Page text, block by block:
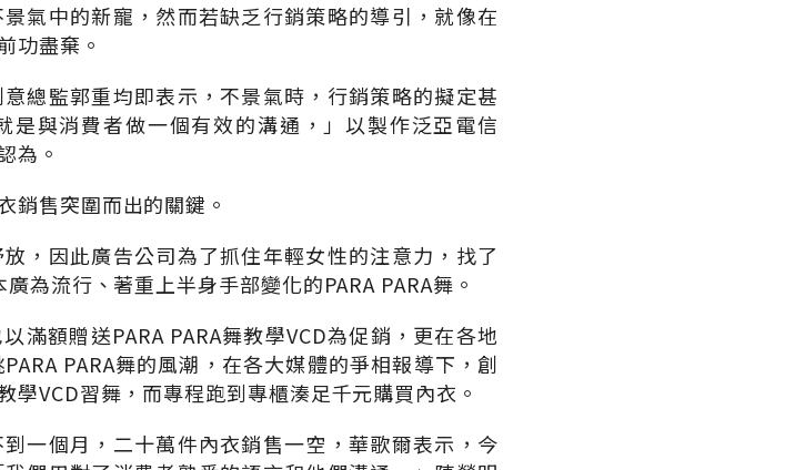
氣中的新寵，然而若缺乏行銷策略的導引，就像在
功盡棄。
總監郭重均即表示，不景氣時，行銷策略的擬定甚
與消費者做一個有效的溝通，」以製作泛亞電信
為。
銷售突圍而出的關鍵。
，因此廣告公司為了抓住年輕女性的注意力，找了
為流行、著重上半身手部變化的PARA PARA舞。
滿額贈送PARA PARA舞教學VCD為促銷，更在各地
PARA舞的風潮，在各大媒體的爭相報導下，創
VCD習舞，而專程跑到專櫃湊足千元購買內衣。
一個月，二十萬件內衣銷售一空，華歌爾表示，今